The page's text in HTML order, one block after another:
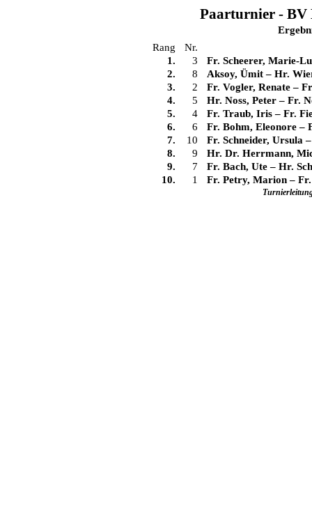
Paarturnier - BV
Rang
Nr.
1.
3
Fr. Scheerer, Marie-
2.
8 Aksoy, Ümit– Hr.
3.
2 Fr. Vogler, Renate–
4.
5 Hr. Noss, Peter– Fr.
5.
4 Fr. Traub, Iris– Fr.
6.
6 Fr. Bohm, Eleonore–
7.
10 Fr. Schneider, Ursula
8.
9
Hr. Dr. Herrmann,
9.
7 Fr. Bach, Ute– Hr.
10.
1 Fr. Petry, Marion–